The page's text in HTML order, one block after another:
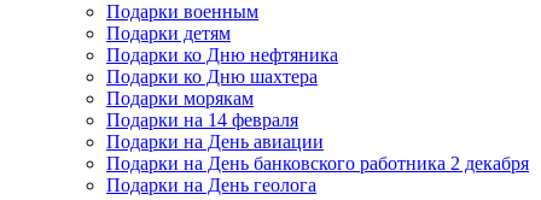
Подарки военным
Подарки детям
Подарки ко Дню нефтяника
Подарки ко Дню шахтера
Подарки морякам
Подарки на 14 февраля
Подарки на День авиации
Подарки на День банковского работника 2 декабря
Подарки на День геолога